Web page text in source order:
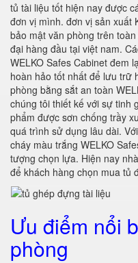
tủ tài liệu tốt hiện nay được
đơn vị mình. đơn vị sản xuất
bảo mật văn phòng trên
đại hàng đầu tại việt nam.
WELKO Safes Cabinet đem
hoàn hảo tốt nhất để lưu trữ
phòng bằng sắt an toàn
chúng tôi thiết kế với sự tinh
phẩm được sơn chống trầy
quá trình sử dụng lâu dài.
cháy màu trắng WELKO
tượng chọn lựa. Hiện nay
để khách hàng chọn mua tủ
Ưu điểm nổi
phòng